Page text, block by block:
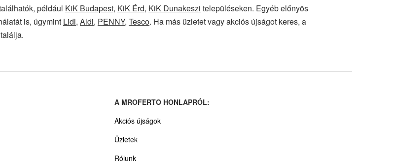
például KiK Budapest, KiK Érd, KiK Dunakeszi településeken. Egyéb előnyös
is, úgymint Lidl, Aldi, PENNY, Tesco. Ha más üzletet vagy akciós újságot keres, a
A MROFERTO HONLAPRÓL:
Akciós újságok
Üzletek
Rólunk